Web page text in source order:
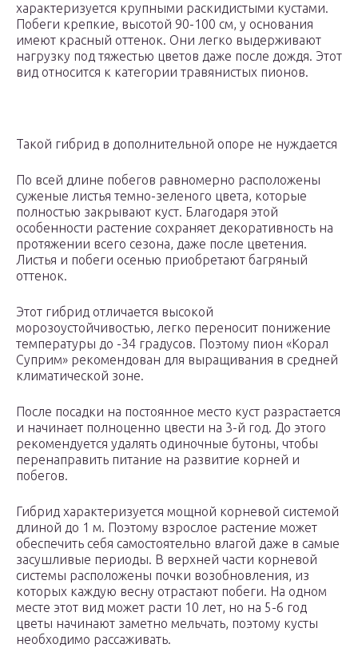
характеризуется крупными раскидистыми кустами.
Побеги крепкие, высотой 90-100 см, у основания
имеют красный оттенок. Они легко выдерживают
нагрузку под тяжестью цветов даже после дождя. Этот
вид относится к категории травянистых пионов.
Такой гибрид в дополнительной опоре не нуждается
По всей длине побегов равномерно расположены
суженые листья темно-зеленого цвета, которые
полностью закрывают куст. Благодаря этой
особенности растение сохраняет декоративность на
протяжении всего сезона, даже после цветения.
Листья и побеги осенью приобретают багряный
оттенок.
Этот гибрид отличается высокой
морозоустойчивостью, легко переносит понижение
температуры до -34 градусов. Поэтому пион «Корал
Суприм» рекомендован для выращивания в средней
климатической зоне.
После посадки на постоянное место куст разрастается
и начинает полноценно цвести на 3-й год. До этого
рекомендуется удалять одиночные бутоны, чтобы
перенаправить питание на развитие корней и
побегов.
Гибрид характеризуется мощной корневой системой
длиной до 1 м. Поэтому взрослое растение может
обеспечить себя самостоятельно влагой даже в самые
засушливые периоды. В верхней части корневой
системы расположены почки возобновления, из
которых каждую весну отрастают побеги. На одном
месте этот вид может расти 10 лет, но на 5-6 год
цветы начинают заметно мельчать, поэтому кусты
необходимо рассаживать.